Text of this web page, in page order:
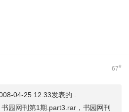
67#
04-25 12:33发表的 :
园网刊第1期.part3.rar，书园网刊